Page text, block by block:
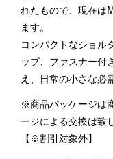
れたもので、現在は
ます。
コンパクトなショル
ップ、ファスナー付
え、日常の小さな必
※商品パッケージは
ージによる交換は致
【※割引対象外】